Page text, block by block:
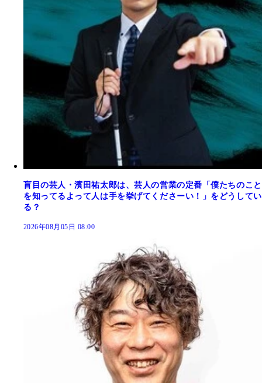
盲目の芸人・濱田祐太郎は、芸人の営業の定番「僕たちのこと
を知ってるよって人は手を挙げてくださーい！」をどうしてい
る？
2026年08月05日 08:00